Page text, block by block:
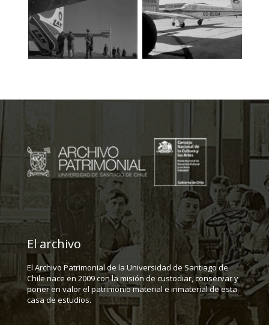
El archivo
El Archivo Patrimonial de la Universidad de Santiago de
Chile nace en 2009 con la misión de custodiar, conservar y
poner en valor el patrimonio material e inmaterial de esta
casa de estudios.